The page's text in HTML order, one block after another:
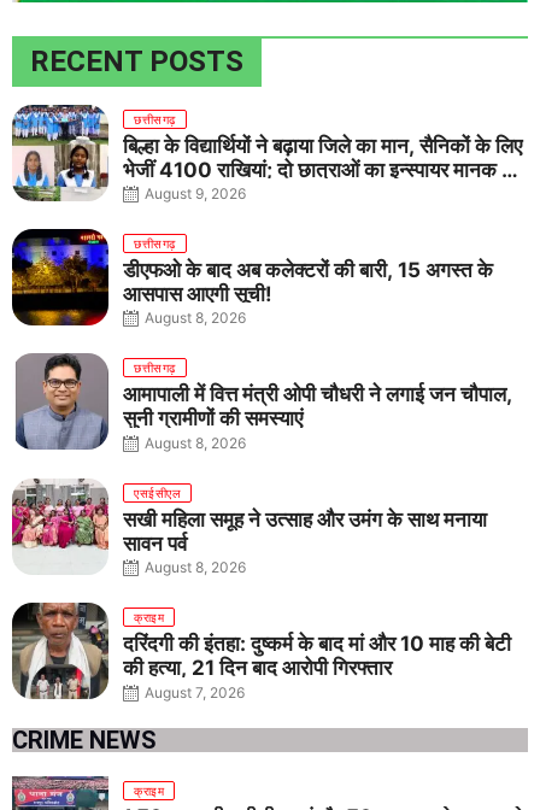
RECENT POSTS
छत्तीसगढ़
बिल्हा के विद्यार्थियों ने बढ़ाया जिले का मान, सैनिकों के लिए
भेजीं 4100 राखियां; दो छात्राओं का इन्स्पायर मानक में
राष्ट्रीय चयन
August 9, 2026
छत्तीसगढ़
डीएफओ के बाद अब कलेक्टरों की बारी, 15 अगस्त के
आसपास आएगी सूची!
August 8, 2026
छत्तीसगढ़
आमापाली में वित्त मंत्री ओपी चौधरी ने लगाई जन चौपाल,
सुनी ग्रामीणों की समस्याएं
August 8, 2026
एसईसीएल
सखी महिला समूह ने उत्साह और उमंग के साथ मनाया
सावन पर्व
August 8, 2026
क्राइम
दरिंदगी की इंतहा: दुष्कर्म के बाद मां और 10 माह की बेटी
की हत्या, 21 दिन बाद आरोपी गिरफ्तार
August 7, 2026
CRIME NEWS
क्राइम